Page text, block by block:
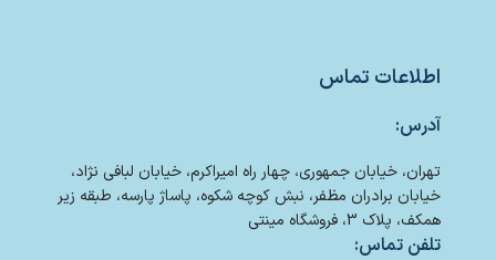
اطلاعات تماس
آدرس:
تهران، خیابان جمهوری، چهار راه امیراکرم، خیابان لبافی نژاد،
خیابان برادران مظفر، نبش کوچه شکوه، پاساژ پارسه، طبقه زیر
همکف، پلاک 3، فروشگاه مینتی
تلفن تماس: